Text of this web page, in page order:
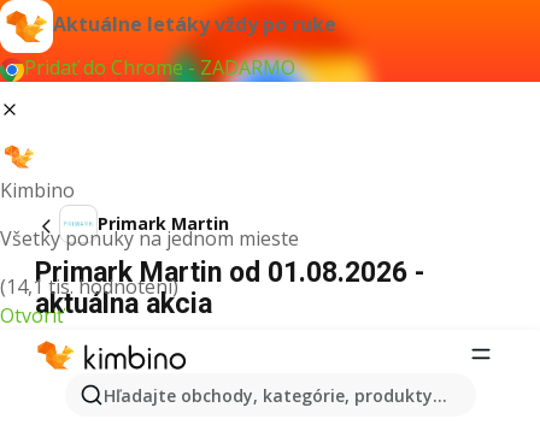
Aktuálne letáky vždy po ruke
Pridať do Chrome - ZADARMO
Kimbino
Všetky ponuky na jednom mieste
(14,1 tis. hodnotení)
Otvoriť
Hľadajte obchody, kategórie, produkty...
Primark Martin
Primark Martin od 01.08.2026 -
aktuálna akcia